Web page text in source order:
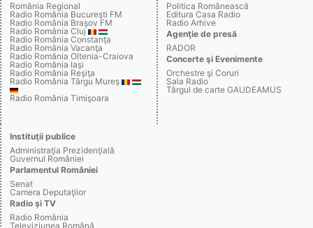
România Regional
Radio România Bucureşti FM
Radio România Braşov FM
Radio România Cluj
Radio România Constanţa
Radio România Vacanţa
Radio România Oltenia-Craiova
Radio România Iaşi
Radio România Reşiţa
Radio România Târgu Mureş
Radio România Timişoara
Politica Românească
Editura Casa Radio
Radio Arhive
Agenţie de presă
RADOR
Concerte şi Evenimente
Orchestre şi Coruri
Sala Radio
Târgul de carte GAUDEAMUS
Instituţii publice
Administraţia Prezidenţială
Guvernul României
Parlamentul României
Senat
Camera Deputaţilor
Radio şi TV
Radio România
Televiziunea Română